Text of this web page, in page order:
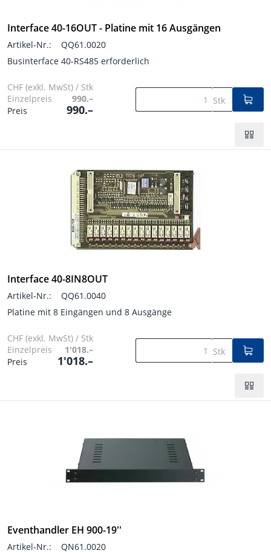
Interface 40-16OUT - Platine mit 16 Ausgängen
Artikel-Nr.:
QQ61.0020
Businterface 40-RS485 erforderlich
CHF (exkl. MwSt) / Stk
Einzelpreis
990.–
Preis
990.–
Stk
Interface 40-8IN8OUT
Artikel-Nr.:
QQ61.0040
Platine mit 8 Eingängen und 8 Ausgänge
CHF (exkl. MwSt) / Stk
Einzelpreis
1'018.–
Preis
1'018.–
Stk
Eventhandler EH 900-19''
Artikel-Nr.: QN61.0020